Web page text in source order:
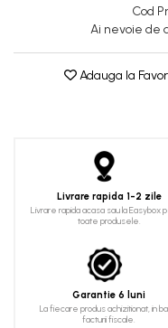
Cod
Ai nevoie de
Adauga la
Livrare rapida 1-2 zile
Livrare rapida acasa sau la Easybox
toate produsele.
Garantie 6 luni
La fiecare produs achizitionat, in
facturii fiscale.